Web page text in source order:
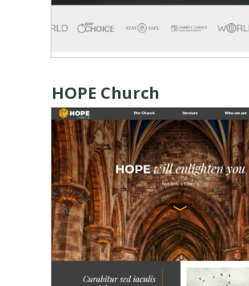
HOPE Church